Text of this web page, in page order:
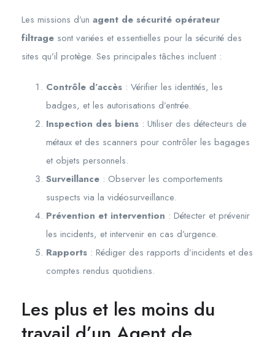
Les missions d’un agent de sécurité opérateur
filtrage sont variées et essentielles pour la sécurité des
sites qu’il protège. Ses principales tâches incluent :
Contrôle d’accès : Vérifier les identités, les
badges, et les autorisations d’entrée.
Inspection des biens : Utiliser des détecteurs de
métaux et des scanners pour contrôler les bagages
et objets personnels.
Surveillance : Observer les comportements
suspects via la vidéosurveillance.
Prévention et intervention : Détecter et prévenir
les incidents, et intervenir en cas d’urgence.
Rapports : Rédiger des rapports d’incidents et des
comptes rendus quotidiens.
Les plus et les moins du